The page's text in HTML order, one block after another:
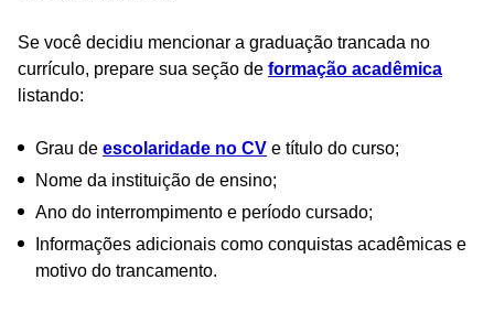
Se você decidiu mencionar a graduação trancada no
currículo, prepare sua seção de formação acadêmica
listando:
Grau de escolaridade no CV e título do curso;
Nome da instituição de ensino;
Ano do interrompimento e período cursado;
Informações adicionais como conquistas acadêmicas e
motivo do trancamento.